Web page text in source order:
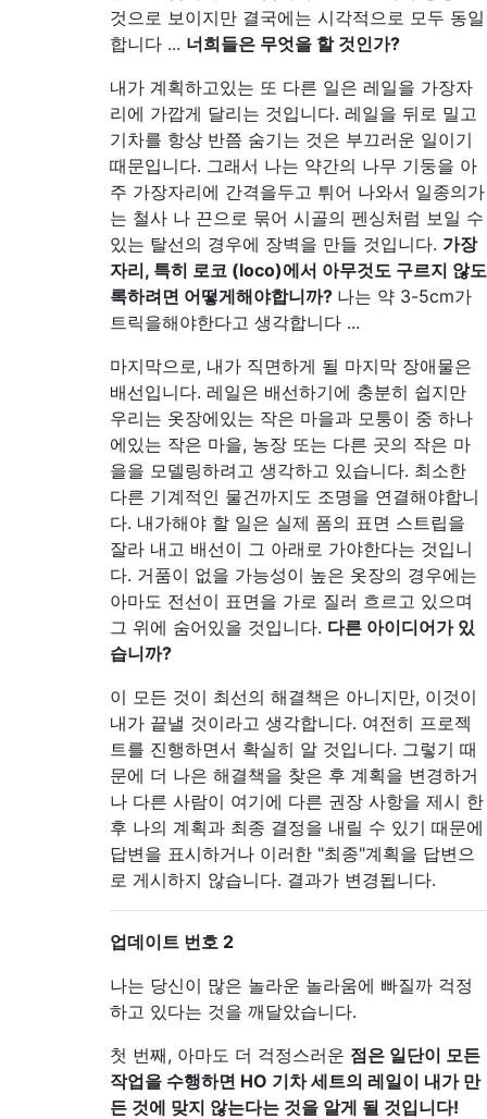
것으로 보이지만 결국에는 시각적으로 모두 동일
합니다 ... 너희들은 무엇을 할 것인가?
내가 계획하고있는 또 다른 일은 레일을 가장자
리에 가깝게 달리는 것입니다. 레일을 뒤로 밀고
기차를 항상 반쯤 숨기는 것은 부끄러운 일이기
때문입니다. 그래서 나는 약간의 나무 기둥을 아
주 가장자리에 간격을두고 튀어 나와서 일종의가
는 철사 나 끈으로 묶어 시골의 펜싱처럼 보일 수
있는 탈선의 경우에 장벽을 만들 것입니다. 가장
자리, 특히 로코 (loco)에서 아무것도 구르지 않도
록하려면 어떻게해야합니까? 나는 약 3-5cm가
트릭을해야한다고 생각합니다 ...
마지막으로, 내가 직면하게 될 마지막 장애물은
배선입니다. 레일은 배선하기에 충분히 쉽지만
우리는 옷장에있는 작은 마을과 모퉁이 중 하나
에있는 작은 마을, 농장 또는 다른 곳의 작은 마
을을 모델링하려고 생각하고 있습니다. 최소한
다른 기계적인 물건까지도 조명을 연결해야합니
다. 내가해야 할 일은 실제 폼의 표면 스트립을
잘라 내고 배선이 그 아래로 가야한다는 것입니
다. 거품이 없을 가능성이 높은 옷장의 경우에는
아마도 전선이 표면을 가로 질러 흐르고 있으며
그 위에 숨어있을 것입니다. 다른 아이디어가 있
습니까?
이 모든 것이 최선의 해결책은 아니지만, 이것이
내가 끝낼 것이라고 생각합니다. 여전히 프로젝
트를 진행하면서 확실히 알 것입니다. 그렇기 때
문에 더 나은 해결책을 찾은 후 계획을 변경하거
나 다른 사람이 여기에 다른 권장 사항을 제시 한
후 나의 계획과 최종 결정을 내릴 수 있기 때문에
답변을 표시하거나 이러한 "최종"계획을 답변으
로 게시하지 않습니다. 결과가 변경됩니다.
업데이트 번호 2
나는 당신이 많은 놀라운 놀라움에 빠질까 걱정
하고 있다는 것을 깨달았습니다.
첫 번째, 아마도 더 걱정스러운 점은 일단이 모든
작업을 수행하면 HO 기차 세트의 레일이 내가 만
든 것에 맞지 않는다는 것을 알게 될 것입니다!